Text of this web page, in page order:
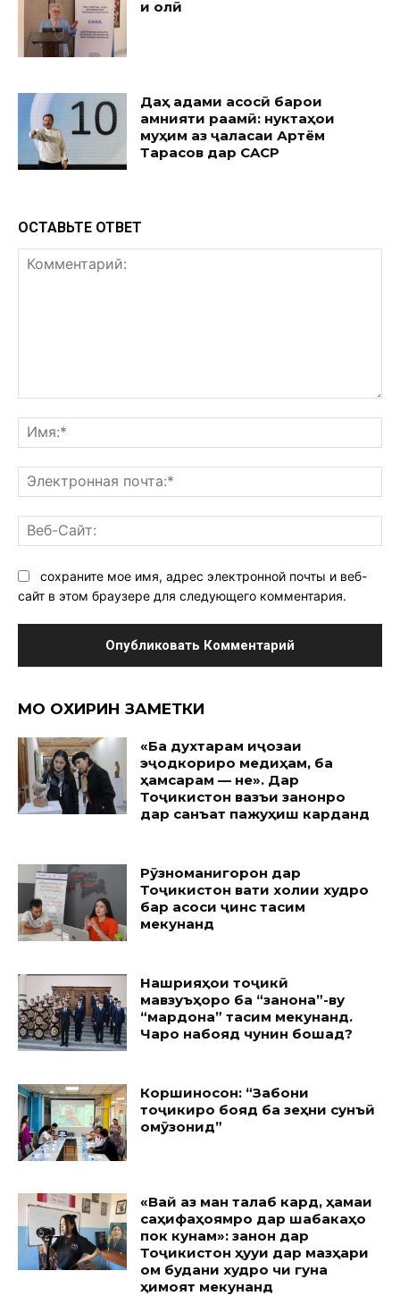
и олӣ
Даҳ қадами асосӣ барои
амнияти рақамӣ: нуктаҳои
муҳим аз ҷаласаи Артём
Тарасов дар CACP
ОСТАВЬТЕ ОТВЕТ
сохраните мое имя, адрес электронной почты и веб-
сайт в этом браузере для следующего комментария.
МО ОХИРИН ЗАМЕТКИ
«Ба духтарам иҷозаи
эҷодкориро медиҳам, ба
ҳамсарам — не». Дар
Тоҷикистон вазъи занонро
дар санъат пажуҳиш карданд
Рӯзноманигорон дар
Тоҷикистон вақти холии худро
бар асоси ҷинс тақсим
мекунанд
Нашрияҳои тоҷикӣ
мавзуъҳоро ба “занона”-ву
“мардона” тақсим мекунанд.
Чаро набояд чунин бошад?
Коршиносон: “Забони
тоҷикиро бояд ба зеҳни сунъӣ
омӯзонид”
«Вай аз ман талаб кард, ҳамаи
саҳифаҳоямро дар шабакаҳо
пок кунам»: занон дар
Тоҷикистон ҳуқуқи дар мазҳари
ом будани худро чи гуна
ҳимоят мекунанд